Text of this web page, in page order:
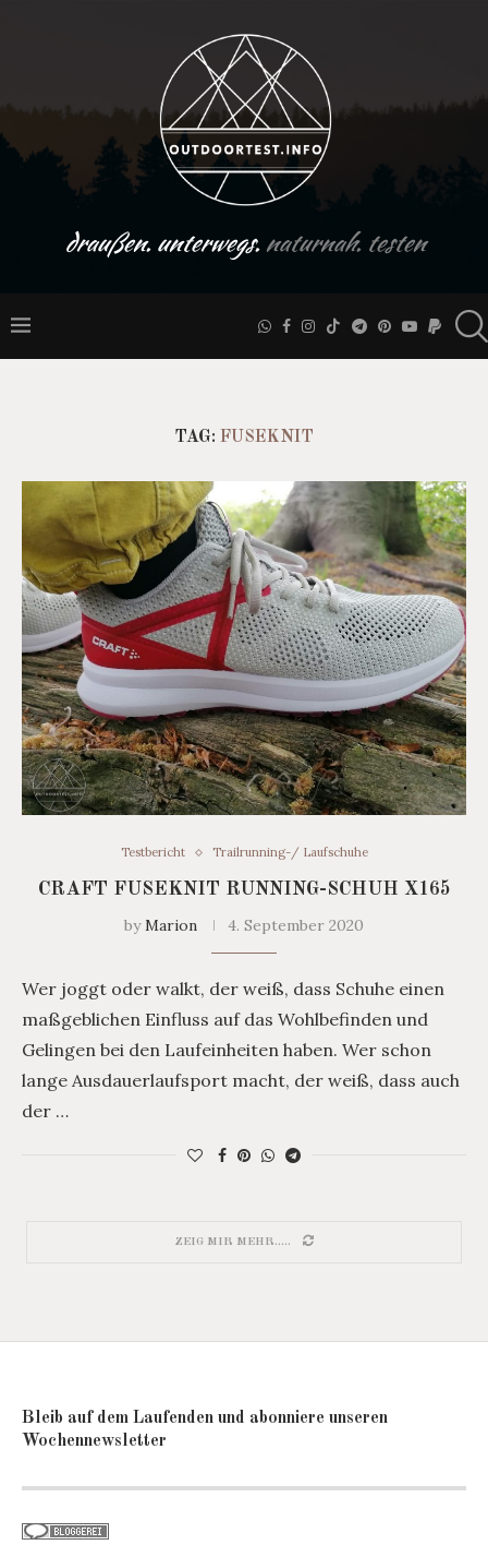
draußen. unterwegs.naturnah. testen
TAG: FUSEKNIT
Testbericht Trailrunning-/ Laufschuhe
CRAFT FUSEKNIT RUNNING-SCHUH X165
byMarion 4. September 2020
Wer joggt oder walkt, der weiß, dass Schuhe einen
maßgeblichen Einfluss auf das Wohlbefinden und
Gelingen bei den Laufeinheiten haben. Wer schon
lange Ausdauerlaufsport macht, der weiß, dass auch
der …
ZEIG MIR MEHR.....
Bleib auf dem Laufenden und abonniere unseren
Wochennewsletter